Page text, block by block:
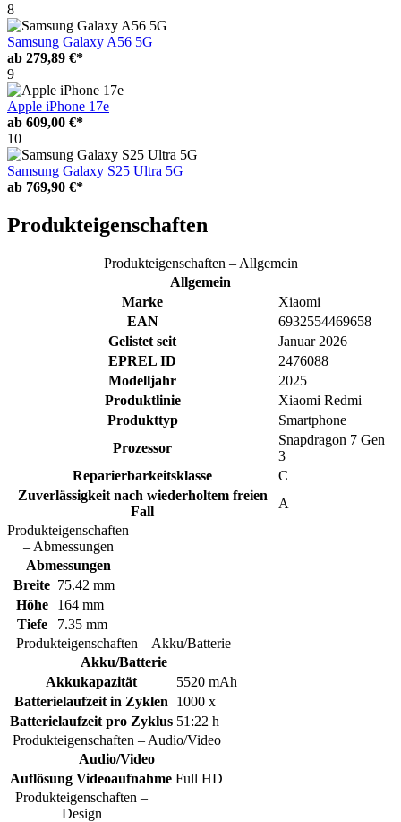
8
Samsung Galaxy A56 5G
ab 279,89 €*
9
Apple iPhone 17e
ab 609,00 €*
10
Samsung Galaxy S25 Ultra 5G
ab 769,90 €*
Produkteigenschaften
Produkteigenschaften – Allgemein
Allgemein
Marke
Xiaomi
EAN
6932554469658
Gelistet seit
Januar 2026
EPREL ID
2476088
Modelljahr
2025
Produktlinie
Xiaomi Redmi
Produkttyp
Smartphone
Prozessor
Snapdragon 7 Gen
3
Reparierbarkeitsklasse
C
Zuverlässigkeit nach wiederholtem freien
Fall
A
Produkteigenschaften
– Abmessungen
Abmessungen
Breite 75.42 mm
Höhe
164 mm
Tiefe
7.35 mm
Produkteigenschaften – Akku/Batterie
Akku/Batterie
Akkukapazität
5520 mAh
Batterielaufzeit in Zyklen
1000 x
Batterielaufzeit pro Zyklus 51:22 h
Produkteigenschaften – Audio/Video
Audio/Video
Auflösung Videoaufnahme Full HD
Produkteigenschaften –
Design